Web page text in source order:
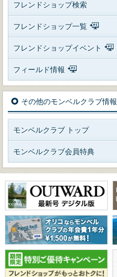
フレンドショップ検索
フレンドショップ一覧
フレンドショップイベント
フィールド情報
その他のモンベルクラブ情報
モンベルクラブ トップ
モンベルクラブ会員特典